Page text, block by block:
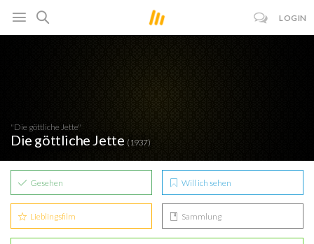
LOGIN
"Die göttliche Jette"
Die göttliche Jette (1937)
Gesehen Will ich sehen
Lieblingsfilm Sammlung